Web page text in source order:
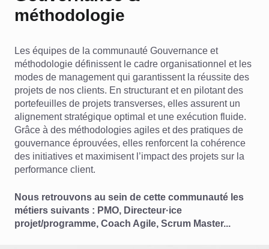
méthodologie
Les équipes de la communauté Gouvernance et
méthodologie définissent le cadre organisationnel et les
modes de management qui garantissent la réussite des
projets de nos clients. En structurant et en pilotant des
portefeuilles de projets transverses, elles assurent un
alignement stratégique optimal et une exécution fluide.
Grâce à des méthodologies agiles et des pratiques de
gouvernance éprouvées, elles renforcent la cohérence
des initiatives et maximisent l’impact des projets sur la
performance client.
Nous retrouvons au sein de cette communauté les
métiers suivants : PMO, Directeur·ice
projet/programme, Coach Agile, Scrum Master...